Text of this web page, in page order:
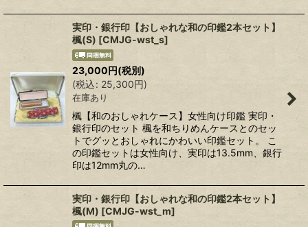
実印・銀行印【おしゃれな和の印鑑2本セット】
楓(S) [CMJG-wst_s]
23,000円(税別)
(税込: 25,300円)
在庫あり
楓【和のおしゃれケース】女性向け印鑑 実印・
銀行印のセット 楓を和ちりめんケースとのセッ
トでグッとおしゃれにかわいい印鑑セット。 こ
の印鑑セットは女性向け、実印は13.5mm、銀行
印は12mm丸の…
実印・銀行印【おしゃれな和の印鑑2本セット】
楓(M) [CMJG-wst_m]